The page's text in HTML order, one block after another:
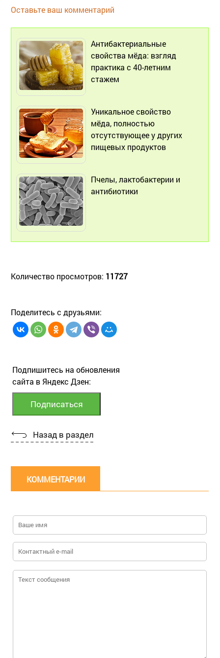
Оставьте ваш комментарий
Антибактериальные
свойства мёда: взгляд
практика с 40-летним
стажем
Уникальное свойство
мёда, полностью
отсутствующее у других
пищевых продуктов
Пчелы, лактобактерии и
антибиотики
Количество просмотров: 11727
Поделитесь с друзьями:
Подпишитесь на обновления
сайта в Яндекс Дзен:
Назад в раздел
КОММЕНТАРИИ